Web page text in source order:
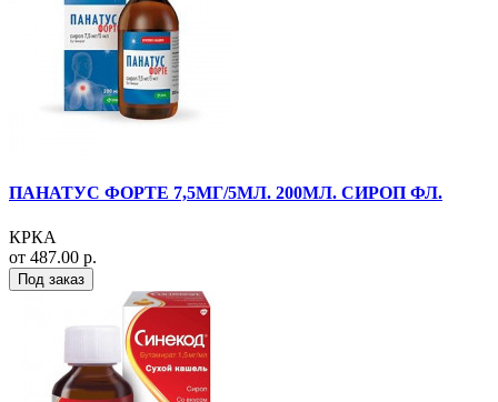
ПАНАТУС ФОРТЕ 7,5МГ/5МЛ. 200МЛ. СИРОП ФЛ.
КРКА
от 487.00 р.
Под заказ